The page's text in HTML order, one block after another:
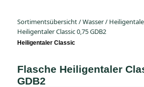
Sortimentsübersicht/Wasser/
Heiligentaler Classic 0,75 GDB2
Heiligentaler Classic
Flasche Heiligentaler
GDB2